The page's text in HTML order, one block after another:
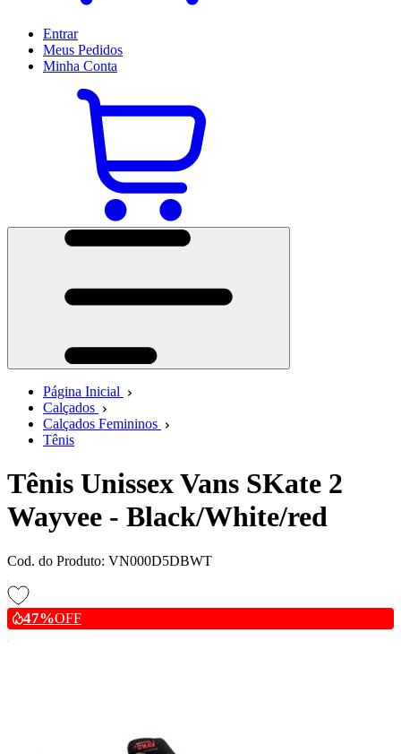
Entrar
Meus Pedidos
Minha Conta
Página Inicial
Calçados
Calçados Femininos
Tênis
Tênis Unissex Vans SKate 2
Wayvee - Black/White/red
Cod. do Produto: VN000D5DBWT
47%OFF